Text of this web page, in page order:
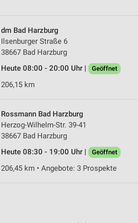
dm Bad Harzburg
Ilsenburger Straße 6
38667 Bad Harzburg
Heute 08:00 - 20:00 Uhr |
Geöffnet
206,15 km
Rossmann Bad Harzburg
Herzog-Wilhelm-Str. 39-41
38667 Bad Harzburg
Heute 08:30 - 19:00 Uhr |
Geöffnet
206,45 km • Angebote: 3 Prospekte